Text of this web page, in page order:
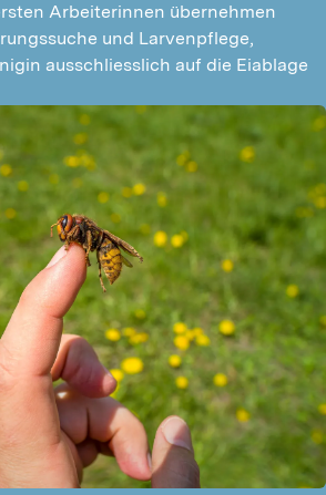
Arbeiterinnen übernehmen
und Larvenpflege,
ausschliesslich auf die Eiablage